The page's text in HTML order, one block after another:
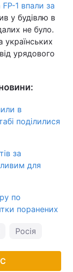
1 впали за
у будівлю в
не було.
урядового
в
поділилися
за
для
по
поранених
Росія